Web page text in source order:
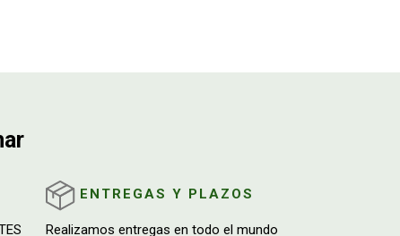
ENTREGAS Y PLAZOS
Realizamos entregas en todo el mundo